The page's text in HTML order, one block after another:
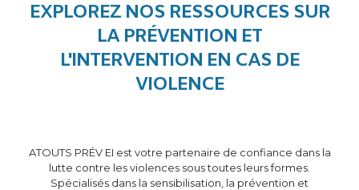
EXPLOREZ NOS RESSOURCES SUR
LA PRÉVENTION ET
L'INTERVENTION EN CAS DE
VIOLENCE
ATOUTS PRÉV EI est votre partenaire de confiance dans la
lutte contre les violences sous toutes leurs formes.
Spécialisés dans la sensibilisation, la prévention et